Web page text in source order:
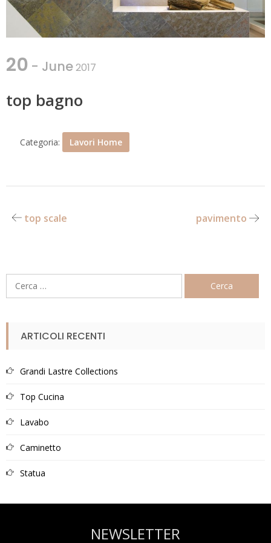
20 - June2017
top bagno
Categoria: Lavori Home
top scale pavimento
Ricerca
per:
ARTICOLI RECENTI
Grandi Lastre Collections
Top Cucina
Lavabo
Caminetto
Statua
NEWSLETTER